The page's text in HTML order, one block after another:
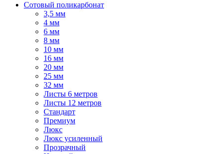
Сотовый поликарбонат
3,5 мм
4 мм
6 мм
8 мм
10 мм
16 мм
20 мм
25 мм
32 мм
Листы 6 метров
Листы 12 метров
Стандарт
Премиум
Люкс
Люкс усиленный
Прозрачный